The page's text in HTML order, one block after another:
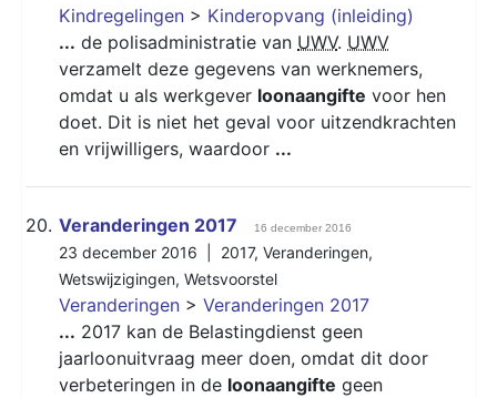
Kindregelingen > Kinderopvang (inleiding)
... de polisadministratie van UWV. UWV
verzamelt deze gegevens van werknemers,
omdat u als werkgever loonaangifte voor hen
doet. Dit is niet het geval voor uitzendkrachten
en vrijwilligers, waardoor ...
20. Veranderingen 2017 16 december 2016
23 december 2016 | 2017, Veranderingen,
Wetswijzigingen, Wetsvoorstel
Veranderingen > Veranderingen 2017
... 2017 kan de Belastingdienst geen
jaarloonuitvraag meer doen, omdat dit door
verbeteringen in de loonaangifte geen